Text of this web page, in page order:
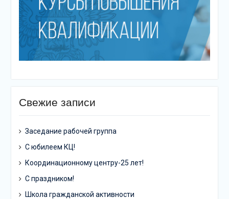
Свежие записи
Заседание рабочей группа
С юбилеем КЦ!
Координационному центру-25 лет!
С праздником!
Школа гражданской активности